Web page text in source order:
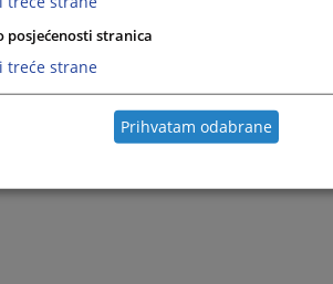
posjećenosti stranica
treće strane
Prihvatam odabrane